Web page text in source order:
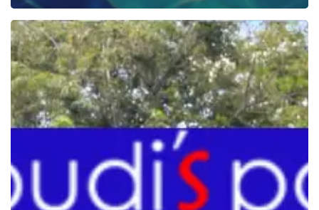
Biaya
Sistem
Advance
Oxidation
Process